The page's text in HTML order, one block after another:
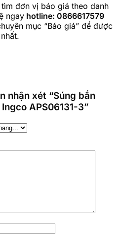
đơn vị báo giá theo danh
ngay hotline: 0866617579
mục “Báo giá” để được
nhận xét “Súng bắn
APS06131-3”